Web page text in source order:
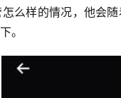
么样的情况，他会
。